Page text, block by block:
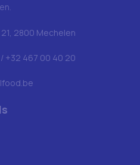
2800 Mechelen
/ +32 467 00 40 20